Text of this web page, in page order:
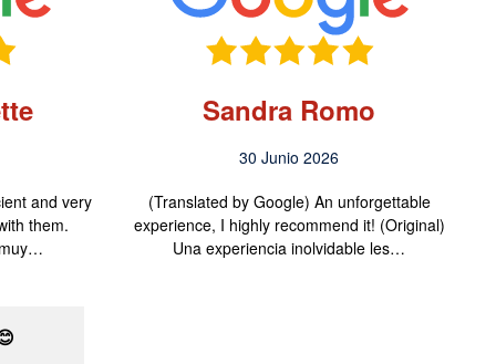
and very
them.
Sandra Romo
30 Junio 2026
(Translated by Google) An unforgettable
experience, I highly recommend it! (Original)
Una experiencia inolvidable les…